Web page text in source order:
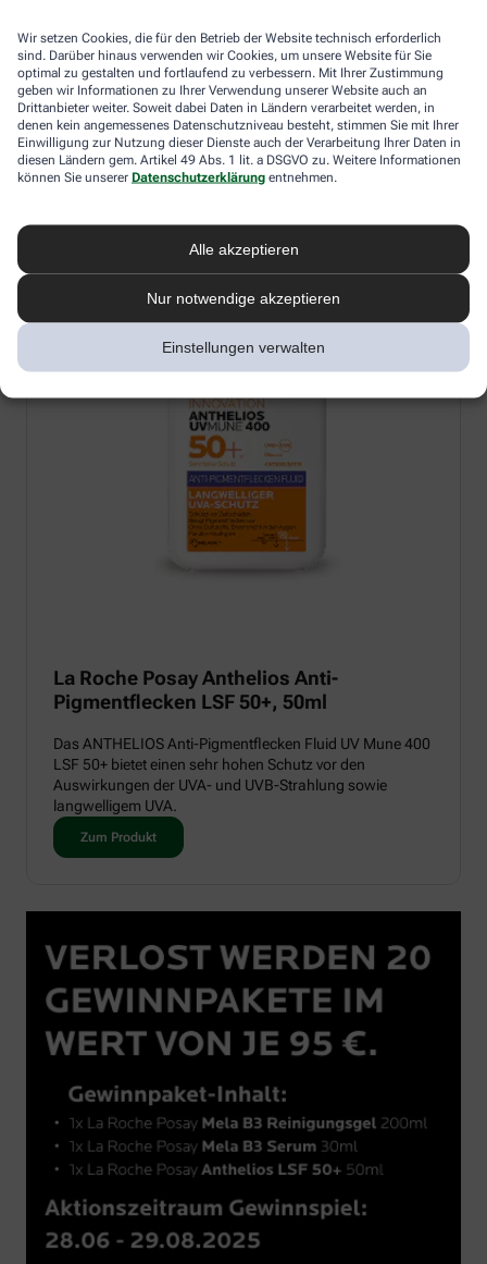
Wir setzen Cookies, die für den Betrieb der Website technisch erforderlich
sind. Darüber hinaus verwenden wir Cookies, um unsere Website für Sie
optimal zu gestalten und fortlaufend zu verbessern. Mit Ihrer Zustimmung
geben wir Informationen zu Ihrer Verwendung unserer Website auch an
Drittanbieter weiter. Soweit dabei Daten in Ländern verarbeitet werden, in
denen kein angemessenes Datenschutzniveau besteht, stimmen Sie mit Ihrer
Einwilligung zur Nutzung dieser Dienste auch der Verarbeitung Ihrer Daten in
diesen Ländern gem. Artikel 49 Abs. 1 lit. a DSGVO zu. Weitere Informationen
können Sie unserer Datenschutzerklärung entnehmen.
Alle akzeptieren
Nur notwendige akzeptieren
Einstellungen verwalten
Zum Produkt
La Roche Posay Anthelios Anti-
Pigmentflecken LSF 50+, 50ml
Das ANTHELIOS Anti-Pigmentflecken Fluid UV Mune 400
LSF 50+ bietet einen sehr hohen Schutz vor den
Auswirkungen der UVA- und UVB-Strahlung sowie
langwelligem UVA.
Zum Produkt